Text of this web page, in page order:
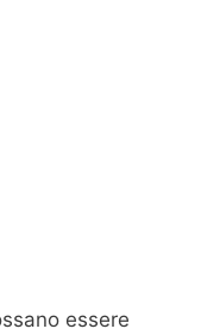
essere